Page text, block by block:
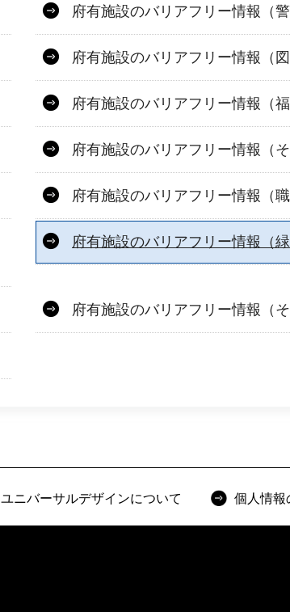
府有施設のバリアフリー情報（警
府有施設のバリアフリー情報（
府有施設のバリアフリー情報（福
府有施設のバリアフリー情報（そ
府有施設のバリアフリー情報（職
府有施設のバリアフリー情報（緑
府有施設のバリアフリー情報（そ
ユニバーサルデザインについて 個人情報